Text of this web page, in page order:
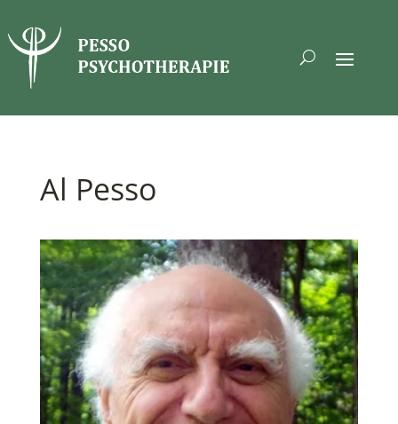
Al Pesso